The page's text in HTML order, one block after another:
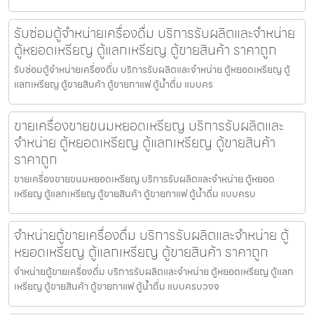
รับซ่อมตู้จำหน่ายเครื่องดื่ม บริการรับผลิตและจำหน่าย
ตู้หยอดเหรียญ ตู้แลกเหรียญ ตู้ขายสินค้า ราคาถูก
รับซ่อมตู้จำหน่ายเครื่องดื่ม บริการรับผลิตและจำหน่าย ตู้หยอดเหรียญ ตู้
แลกเหรียญ ตู้ขายสินค้า ตู้ขายกาแฟ ตู้น้ำดื่ม แบบคร
ขายเครื่องขายขนมหยอดเหรียญ​ บริการรับผลิตและ
จำหน่าย ตู้หยอดเหรียญ ตู้แลกเหรียญ ตู้ขายสินค้า
ราคาถูก
ขายเครื่องขายขนมหยอดเหรียญ​ บริการรับผลิตและจำหน่าย ตู้หยอด
เหรียญ ตู้แลกเหรียญ ตู้ขายสินค้า ตู้ขายกาแฟ ตู้น้ำดื่ม แบบครบ
จำหน่ายตู้ขายเครื่องดื่ม บริการรับผลิตและจำหน่าย ตู้
หยอดเหรียญ ตู้แลกเหรียญ ตู้ขายสินค้า ราคาถูก
จำหน่ายตู้ขายเครื่องดื่ม บริการรับผลิตและจำหน่าย ตู้หยอดเหรียญ ตู้แลก
เหรียญ ตู้ขายสินค้า ตู้ขายกาแฟ ตู้น้ำดื่ม แบบครบวงจ